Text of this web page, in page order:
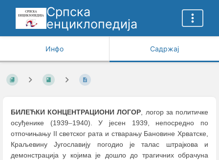
Српска
енциклопедија
Инфо Садржај
БИЛЕЋКИ КОНЦЕНТРАЦИОНИ ЛОГОР, логор за политичке
осуђенике (1939–1940). У јесен 1939, непосредно по
отпочињању II светског рата и стварању Бановине Хрватске,
Краљевину Југославију погодио је талас штрајкова и
демонстрација у којима је дошло до трагичних обрачуна